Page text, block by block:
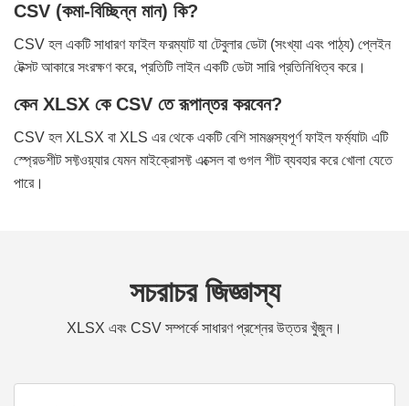
CSV (কমা-বিচ্ছিন্ন মান) কি?
CSV হল একটি সাধারণ ফাইল ফরম্যাট যা টেবুলার ডেটা (সংখ্যা এবং পাঠ্য) প্লেইন
টেক্সট আকারে সংরক্ষণ করে, প্রতিটি লাইন একটি ডেটা সারি প্রতিনিধিত্ব করে।
কেন XLSX কে CSV তে রূপান্তর করবেন?
CSV হল XLSX বা XLS এর থেকে একটি বেশি সামঞ্জস্যপূর্ণ ফাইল ফর্ম্যাট৷ এটি
স্প্রেডশীট সফ্টওয়্যার যেমন মাইক্রোসফ্ট এক্সেল বা গুগল শীট ব্যবহার করে খোলা যেতে
পারে।
সচরাচর জিজ্ঞাস্য
XLSX এবং CSV সম্পর্কে সাধারণ প্রশ্নের উত্তর খুঁজুন।